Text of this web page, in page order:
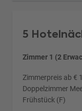
5
Zimmer 1 (2
Zimmerpreis ab €
Doppelzimmer
Frühstück (F)